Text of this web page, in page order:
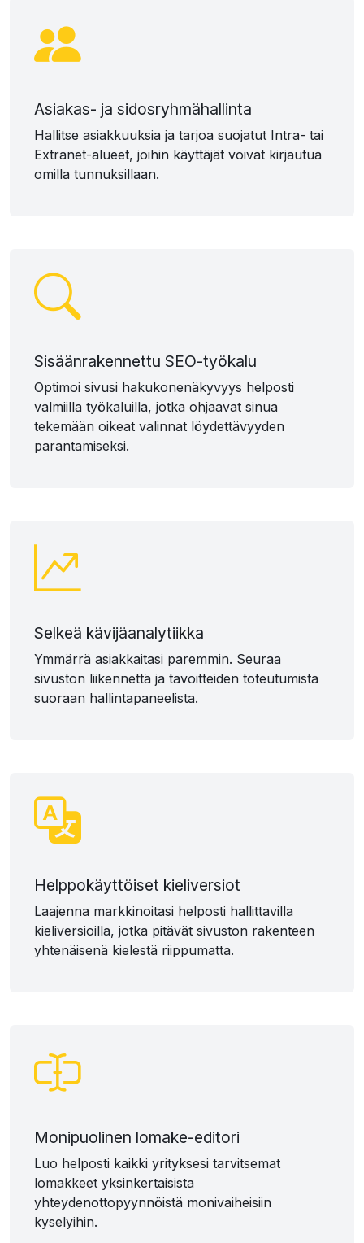
Asiakas- ja sidosryhmähallinta
Hallitse asiakkuuksia ja tarjoa suojatut Intra- tai
Extranet-alueet, joihin käyttäjät voivat kirjautua
omilla tunnuksillaan.
Sisäänrakennettu SEO-työkalu
Optimoi sivusi hakukonenäkyvyys helposti
valmiilla työkaluilla, jotka ohjaavat sinua
tekemään oikeat valinnat löydettävyyden
parantamiseksi.
Selkeä kävijäanalytiikka
Ymmärrä asiakkaitasi paremmin. Seuraa
sivuston liikennettä ja tavoitteiden toteutumista
suoraan hallintapaneelista.
Helppokäyttöiset kieliversiot
Laajenna markkinoitasi helposti hallittavilla
kieliversioilla, jotka pitävät sivuston rakenteen
yhtenäisenä kielestä riippumatta.
Monipuolinen lomake-editori
Luo helposti kaikki yrityksesi tarvitsemat
lomakkeet yksinkertaisista
yhteydenottopyynnöistä monivaiheisiin
kyselyihin.